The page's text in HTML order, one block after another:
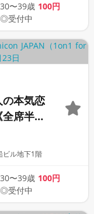
30〜39歳 100円
◎受付中
の本気恋
席半個
ビル地下1階
30〜39歳 100円
◎受付中